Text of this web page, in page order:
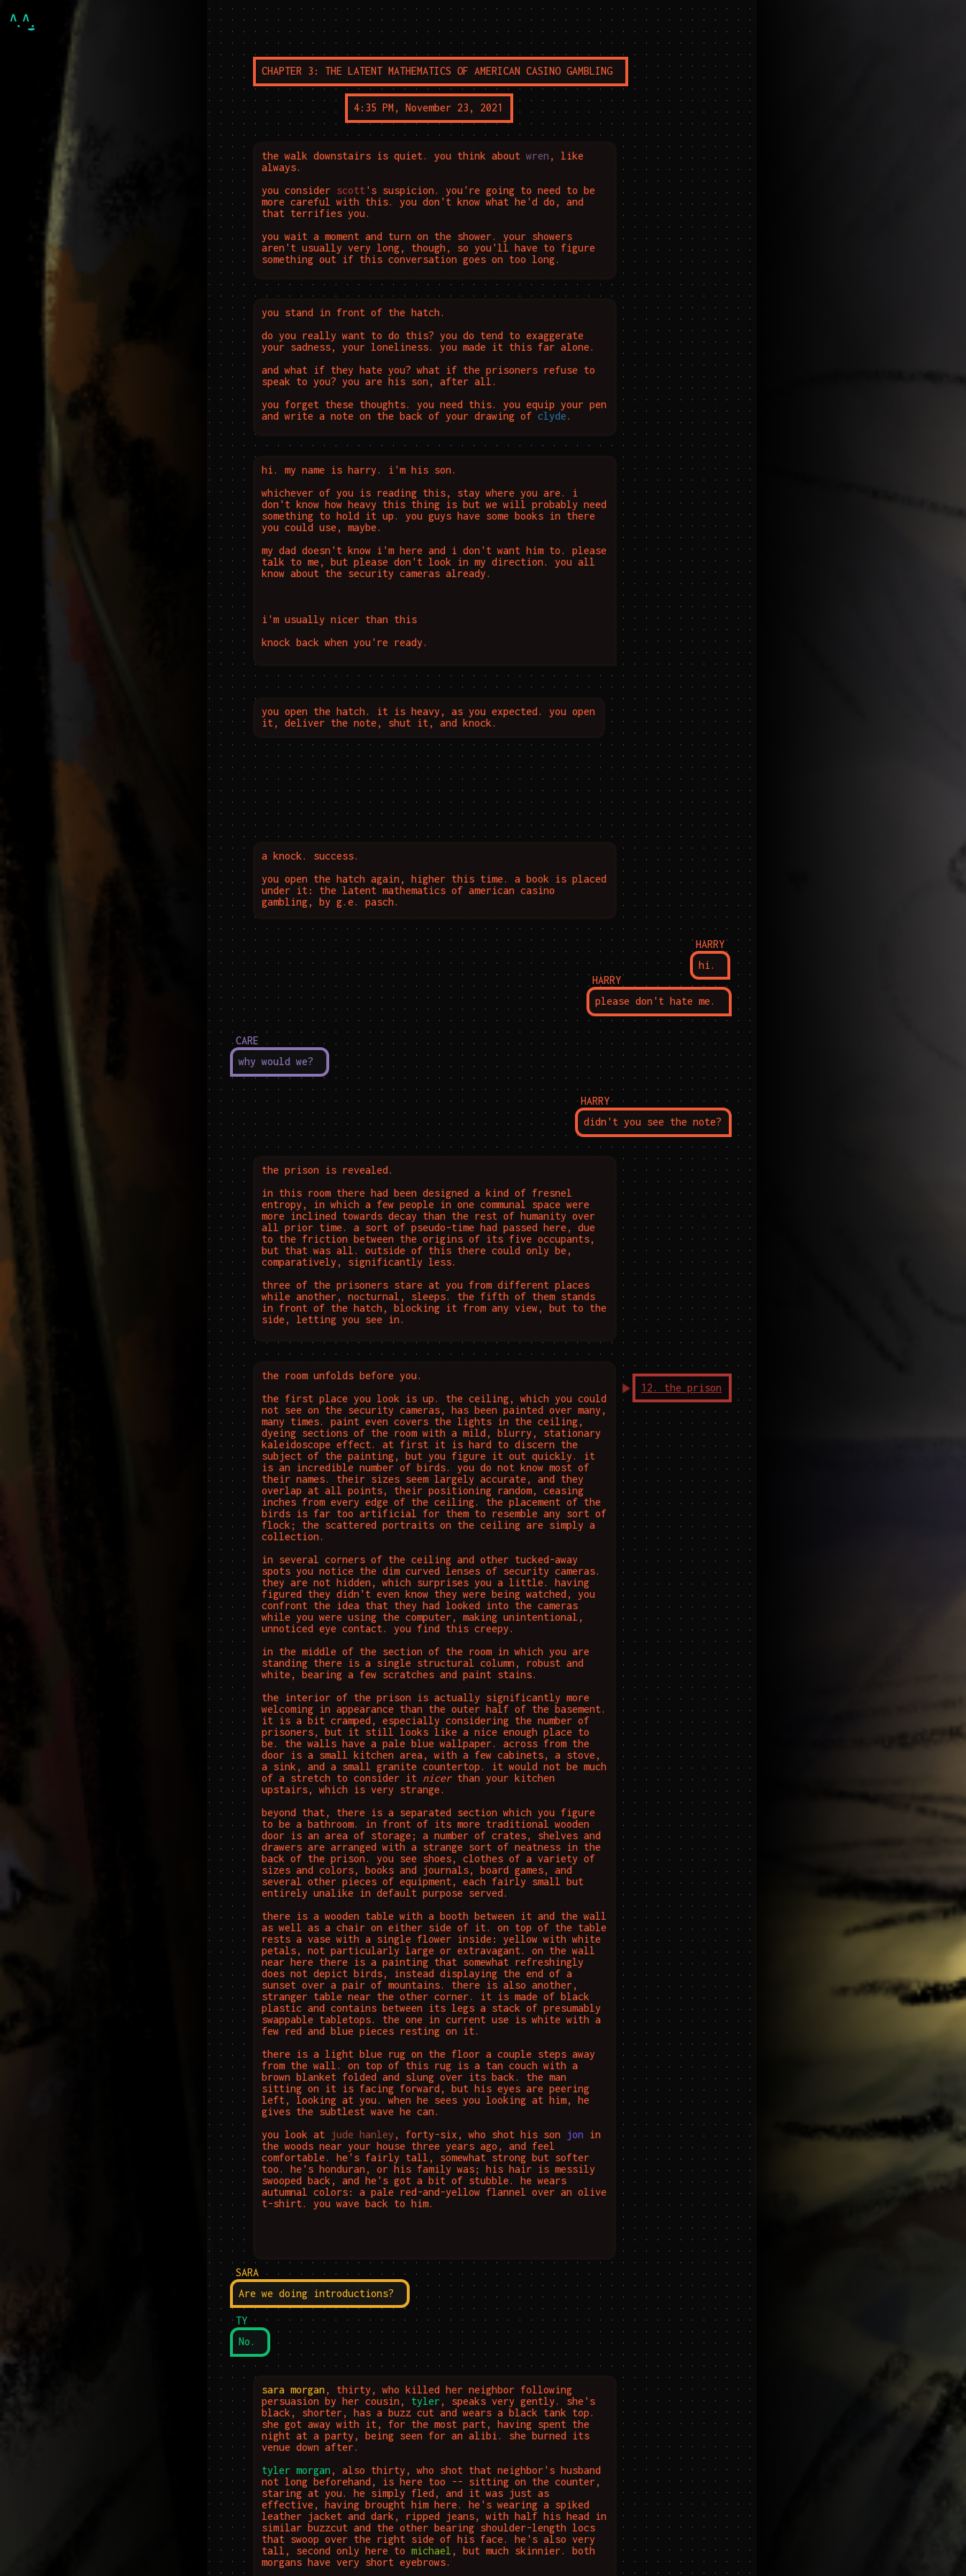
. . . . . . . . . . . . . . . . . . . . . . . . . . . . . . . . . . . . . . . . . . . . . . . . . . . . . . . . . . . . . . . . . . . . . . . . . . . . . . . . . . . . . . . . . . . . . . . . . . . . . . . . . . . . . . . . . . . . . . . . . . . . . . . . . . . . . . . . . . . . . . . . . . . . . . . . . . . . . . . . . . . . . . . . . . . . . . . . . . . . . . . . . . . . . . . . . . . . . . . . . . . . . . . . . . . . . . . . . . . . . . . . . . . . . . . . . . . . . . . . . . . . . . . . . . . . . . . . . . . . . . . . . . . . . . . . . . . . . . . . . . . . . . . . . . . . . . . . . . . . . . . . . . . . . . . . . . . . . . . . . . . . . . . . . . . . . . . . . . . . . . . . . . . . . . . . . . . . . . . . . . . . . . . . . . . . . . . . . . . . . . . . . . . . . . . . . . . . . . . . . . . . . . . . . . . . . . . . . . . . . . . . . . . . . . . . . . . . . . . . . . . . . . . . . . . . . . . . . . . . . . . . . . . . . . . . . . . . . . . . . . . . . . . . . . . . . . . . . . . . . . . . . . . . . . . . . . . . . . . . . . . . . . . . . . . . . . . . . . . . . . . . . . . . . . . . . . . . . . . . . . . . . . . . . . . . . . . . . . . . . . . . . . . . . . . . . . . . . . . . . . . . . . . . . . . . . . . . . . . . . . . . . . . . . . . . . . . . . . . . . . . . . . . . . . . . . . . . . . . . . . . . . . . . . . . . . . . . . . . . . . . . . . . . . . . . . . . . . . . . . . . . . . . . . . . . . . . . . . . . . . . . . . . . . . . . . . . . . . . . . . . . . . . . . . . . . . . . . . . . . . . . . . . . . . . . . . . . . . . . . . . . . . . . . . . . . . . . . . . . . . . . . . . . . . . . . . . . . . . . . . . . . . . . . . . . . . . . . . . . . . . . . . . . . . . . . . . . . . . . . . . . . . . . . . . . . . . . . . . . . . . . . . . . . . . . . . . . . . . . . . . . . . . . . . . . . . . . . . . . . . . . . . . . . . . . . . . . . . . . . . . . . . . . . . . . . . . . . . . . . . . . . . . . . . . . . . . . . . . . . . . . . . . . . . . . . . . . . . . . . . . . . . . . . . . . . . . . . . . . . . . . . . . . . . . . . . . . . . . . . . . . . . . . . . . . . . . . . . . . . . . . . . . . . . . . . . . . . . . . . . . . . . . . . . . . . . . . . . . . . . . . . . . . . . . . . . . . . . . . . . . . . . . . . . . . . . . . . . . . . . . . . . . . . . . . . . . . . . . . . . . . . . . . . . . . . . . . . . . . . . . . . . . . . . . . . . . . . . . . . . . . . . . . . . . . . . . . . . . . . . . . . . . . . . . . . . . . . . . . . . . . . . . . . . . . . . . . . . . . . . . . . . . . . . . . . . . . . . . . . . . . . . . . . . . . . . . . . . . . . . . . . . . . . . . . . . . . . . . . . . . . . . . . . . . . . . . . . . . . . . . . . . . . . . . . . . . . . . . . . . . . . . . . . . . . . . . . . . . . . . . . . . . . . . . . . . . . . . . . . . . . . . . . . . . . . . . . . . . . . . . . . . . . . . . . . . . . . . . . . . . . . . . . . . . . . . . . . . . . . . . . . . . . . . . . . . . . . . . . . . . . . . . . . . . . . . . . . . . . . . . . . . . . . . . . . . . . . . . . . . . . . . . . . . . . . . . . . . . . . . . . . . . . . . . . . . . . . . . . . . . . . . . . . . . . . . . . . . . . . . . . . . . . . . . . . . . . . . . . . . . . . . . . . . . . . . . . . . . . . . . . . . . . . . . . . . . . . . . . . . . . . . . . . . . . . . . . . . . . . . . . . . . . . . . . . . . . . . . . . . . . . . . . . . . . . . . . . . . . . . . . . . . . . . . . . . . . . . . . . . . . . . . . . . . . . . . . . . . . . . . . . . . . . . . . . . . . . . . . . . . . . . . . . . . . . . . . . . . . . . . . . . . . . . . . . . . . . . . . . . . . . . . . . . . . . . . . . . . . . . . . . . . . . . . . . . . . . . . . . . . . . . . . . . . . . . . . . . . . . . . . . . . . . . . . . . . . . . . . . . . . . . . . . . . . . . . . . . . . . . . . . . . . . . . . . . . . . . . . . . . . . . . . . . . . . . . . . . . . . . . . . . . . . . . . . . . . . . . . . . . . . . . . . . . . . . . . . . . . . . . . . . . . . . . . . . . . . . . . . . . . . . . . . . . . . . . . . . . . . . . . . . . . . . . . . . . . . . . . . . . . . . . . . . . . . . . . . . . . . . . . . . . . . . . . . . . . . . . . . . . . . . . . . . . . . . . . . . . . . . . . . . . . . . . . . . . . . . . . . . . . . . . . . . . . . . . . . . . . . . . . . . . . . . . . . . . . . . . . . . . . . . . . . . . . . . . . . . . . . . . . . . . . . . . . . . . . . . . . . . . . . . . . . . . . . . . . . . . . . . . . . . . . . . . . . . . . . . . . . . . . . . . . . . . . . . . . . . . . . . . . . . . . . . . . . . . . . . . . . . . . . . . . . . . . . . . . . . . . . . . . . . . . . . . . . . . . . . . . . . . . . . . . . . . . . . . . . . . . . . . . . . . . . . . . . . . . . . . . . . . . . . . . . . . . . . . . . . . . . . . . . . . . . . . . . . . . . . . . . . . . . . . . . . . . . . . . . . . . . . . . . . . . . . . . . . . . . . . . . . . . . . . . . . . . . . . . . . . . . . . . . . . . . . . . . . . . . . . . . . . . . . . . . . . . . . . . . . . . . . . . . . . . . . . . . . . . . . . . . . . . . . . . . . . . . . . . . . . . . . . . . . . . . . . . . . . . . . . . . . . . . . . . . . . . . . . . . . . . . . . . . . . . . . . . . . . . . . . . . . . . . . . . . . . . . . . . . . . . . . . . . . . . . . . . . . . . . . . . . . . . . . . . . . . . . . . . . . . . . . . . . . . . . . . . . . . . . . . . . . . . . . . . . . . . . . . . . . . . . . . . . . . . . . . . . . . . . . . . . . . . . . . . . . . . . . . . . . . . . . . . . . . . . . . . . . . . . . . . . . . . . . . . . . . . . . . . . . . . . . . . . . . . . . . . . . . . . . . . . . . . . . . . . . . . . . . . . . . . . . . . . . . . . . . . . . . . . . . . . . . . . . . . . . . . . . . . . . . . . . . . . . . . . . . . . . . . . . . . . . . . . . . . . . . . . . . . . . . . . . . . . . . . . . . . . . . . . . . . . . . . . . . . . . . . . . . . . . . . . . . . . . . . . . . . . . . . . . . . . . . . . . . . . . . . . . . . . . . . . . . . . . . . . . . . . . . . . . . . . . . . . . . . . . . . . . . . . . . . . . . . . . . . . . . . . . . . . . . . . . . . . . . . . . . . . . . . . . . . . . . . . . . . . . . . . . . . . . . . . . . . . . . . . . . . . . . . . . . . . . . . . . . . . . . . . . . . . . . . . . . . . . . . . . . . . . . . . . . . . . . . . . . . . . . . . . . . . . . . . . . . . . . . . . . . . . . . . . . . . . . . . . . . . . . . . . . . . . . . . . . . . . . . . . . . . . . . . . . . . . . . . . . . . . . . . . . . . . . . . . . . . . . . . . . . . . . . . . . . . . . . . . . . . . . . . . . . . . . . . . . . . . . . . . . . . . . . . . . . . . . . . . . . . . . . . . . . . . . . . . . . . . . . . . . . . . . . . . . . . . . . . . . . . . . . . . . . . . . . . . . . . . . . . . . . . . . . . . . . . . . . . . . . . . . . . . . . . . . . . . . . . . . . . . . . . . . . . . . . . . . . . . . . . . . . . . . . . . . . . . . . . . . . . . . . . . . . . . . . . . . . . . . . . . . . . . . . . . . . . . . . . . . . . . . . . . . . . . . . . . . . . . . . . . . . . . . . . . . . . . . . . . . . . . . . . . . . . . . . . . . . . . . . . . . . . . . . . . . . . . . . . . . . . . . . . . . . . . . . . . . . . . . . . . . . . . . . . . . . . . . . . . . . . . . . . . . . . . . . . . . . . . . . . . . . . . . . . . . . . . . . . . . . . . . . . . . . . . . . . . . . . . . . . . . . . . . . . . . . . . . . . . . . . . . . . . . . . . . . . . . . . . . . . . . . . . . . . . . . . . . . . . . . . . . . . . . . . . . . . . . . . . . . . . . . . . . . . . . . . . . . . . . . . . . . . . . . . . . . . . . . . . . . . . . . . . . . . . . . . . . . . . . . . . . . . . . . . . . . . . . . . . . . . . . . . . . . . . . . . . . . . . . . . . . . . . . . . . . . . . . . . . . . . . . . . . . . . . . . . . . . . . . . . . . . . . . . . . . . . . . . . . . . . . . . . . . . . . . . . . . . . . . . . . . . . . . . . . . . . . . . . . . . . . . . . . . . . . . . . . . . . . . . . . . . . . . . . . . . . . . . . . . . . . . . . . . . . . . . . . . . . . . . . . . . . . . . . . . . . . . . . . . . . . . . . . . . . . . . . . . . . . . . . . . . . . . . . . . . . . . . . . . . . . . . . . . . . . . . . . . . . . . . . . . . . . . . . . . . . . . . . . . . . . . . . . . . . . . . . . . . . . . . . . . . . . . . . . . . . . . . . . . . . . . . . . . . . . . . . . . . . . . . . . . . . . . . . . . . . . . . . . . . . . . . . . . . . . . . . . . . . . . . . . . . . . . . . . . . . . . . . . . . . . . . . . . . . . . . . . . . . . . . . . . . . . . . . . . . . . . . . . . . . . . . . . . . . . . . . . . . . . . . . . . . . . . . . . . . . . . . . . . . . . . . . . . . . . . . . . . . . . . . . . . . . . . . . . . . . . . . . . . . . . . . . . . . . . . . . . . . . . . . . . . . . . . . . . . . . . . . . . . . . . . . . . . . . . . . . . . . . . . . . . . . . . . . . . . . . . . . . . . . . . . . . . . . . . . . . . . . . . . . . . . . . . . . . . . . . . . . . . . . . . . . . . . . . . . . . . . . . . . . . . . . . . . . . . . . . . . . . . . . . . . . . . . . . . . . . . . . . . . . . . . . . . . . . . . . . . . . . . . . . . . . . . . . . . . . . . . . . . . . . . . . . . . . . . . . . . . . . . . . . . . . . . . . . . . . . . . . . . . . . . . . . . . . . . . . . . . . . . . . . . . . . . . . . . . . . . . . . . . . . . . . . . . . . . . . . . . . . . . . . . . . . . . . . . . . . . . . . . . . . . . . . . . . . . . . . . . . . . . . . . . . . . . . . . . . . . . . . . . . . . . . . . . . . . . . . . . . . . . . . . . . . . . . . . . . . . . . . . . . . . . . . . . . . . . . . . . . . . . . . . . . . . . . . . . . . . . . . . . . . . . . . . . . . . . . . . . . . . . . . . . . . . . . . . . . . . . . . . . . . . . . . . . . . . . . . . . . . . . . . . . . . . . . . . . . . . . . . . . . . . . . . . . . . . . . . . . . . . . . . . . . . . . . . . . . . . . . . . . . . . . . . . . . . . . . . . . . . . . . . . . . . . . . . . . . . . . . . . . . . . . . . . . . . . . . . . . . . . . . . . . . . . . . . . . .
CHAPTER 3: THE LATENT MATHEMATICS OF AMERICAN CASINO GAMBLING
4:35 PM, November 23, 2021
the walk downstairs is quiet. you think about wren , like
always.
you consider scott's suspicion. you're going to need to be
more careful with this. you don't know what he'd do, and
that terrifies you.
you wait a moment and turn on the shower. your showers
aren't usually very long, though, so you'll have to figure
something out if this conversation goes on too long.
you stand in front of the hatch.
do you really want to do this? you do tend to exaggerate
your sadness, your loneliness. you made it this far alone.
and what if they hate you? what if the prisoners refuse to
speak to you? you are his son, after all.
you forget these thoughts. you need this. you equip your pen
and write a note on the back of your drawing of clyde.
hi. my name is harry. i'm his son.
whichever of you is reading this, stay where you are. i
don't know how heavy this thing is but we will probably need
something to hold it up. you guys have some books in there
you could use, maybe.
my dad doesn't know i'm here and i don't want him to. please
talk to me, but please don't look in my direction. you all
know about the security cameras already.
i'm usually nicer than this
knock back when you're ready.
you open the hatch. it is heavy, as you expected. you open
it, deliver the note, shut it, and knock.
a knock. success.
you open the hatch again, higher this time. a book is placed
under it: the latent mathematics of american casino
gambling, by g.e. pasch.
HARRY
hi.
HARRY
please don't hate me.
CARE
why would we?
HARRY
didn't you see the note?
the prison is revealed.
in this room there had been designed a kind of fresnel
entropy, in which a few people in one communal space were
more inclined towards decay than the rest of humanity over
all prior time. a sort of pseudo-time had passed here, due
to the friction between the origins of its five occupants,
but that was all. outside of this there could only be,
comparatively, significantly less.
three of the prisoners stare at you from different places
while another, nocturnal, sleeps. the fifth of them stands
in front of the hatch, blocking it from any view, but to the
side, letting you see in.
the room unfolds before you.
the first place you look is up. the ceiling, which you could
not see on the security cameras, has been painted over many,
many times. paint even covers the lights in the ceiling,
dyeing sections of the room with a mild, blurry, stationary
kaleidoscope effect. at first it is hard to discern the
subject of the painting, but you figure it out quickly. it
is an incredible number of birds. you do not know most of
their names. their sizes seem largely accurate, and they
overlap at all points, their positioning random, ceasing
inches from every edge of the ceiling. the placement of the
birds is far too artificial for them to resemble any sort of
flock; the scattered portraits on the ceiling are simply a
collection.
in several corners of the ceiling and other tucked-away
spots you notice the dim curved lenses of security cameras.
they are not hidden, which surprises you a little. having
figured they didn't even know they were being watched, you
confront the idea that they had looked into the cameras
while you were using the computer, making unintentional,
unnoticed eye contact. you find this creepy.
in the middle of the section of the room in which you are
standing there is a single structural column, robust and
white, bearing a few scratches and paint stains.
the interior of the prison is actually significantly more
welcoming in appearance than the outer half of the basement.
it is a bit cramped, especially considering the number of
prisoners, but it still looks like a nice enough place to
be. the walls have a pale blue wallpaper. across from the
door is a small kitchen area, with a few cabinets, a stove,
a sink, and a small granite countertop. it would not be much
of a stretch to consider it nicer than your kitchen
upstairs, which is very strange.
beyond that, there is a separated section which you figure
to be a bathroom. in front of its more traditional wooden
door is an area of storage; a number of crates, shelves and
drawers are arranged with a strange sort of neatness in the
back of the prison. you see shoes, clothes of a variety of
sizes and colors, books and journals, board games, and
several other pieces of equipment, each fairly small but
entirely unalike in default purpose served.
there is a wooden table with a booth between it and the wall
as well as a chair on either side of it. on top of the table
rests a vase with a single flower inside: yellow with white
petals, not particularly large or extravagant. on the wall
near here there is a painting that somewhat refreshingly
does not depict birds, instead displaying the end of a
sunset over a pair of mountains. there is also another,
stranger table near the other corner. it is made of black
plastic and contains between its legs a stack of presumably
swappable tabletops. the one in current use is white with a
few red and blue pieces resting on it.
there is a light blue rug on the floor a couple steps away
from the wall. on top of this rug is a tan couch with a
brown blanket folded and slung over its back. the man
sitting on it is facing forward, but his eyes are peering
left, looking at you. when he sees you looking at him, he
gives the subtlest wave he can.
you look at jude hanley , forty-six, who shot his son jon in
the woods near your house three years ago, and feel
comfortable. he's fairly tall, somewhat strong but softer
too. he's honduran, or his family was; his hair is messily
swooped back, and he's got a bit of stubble. he wears
autumnal colors: a pale red-and-yellow flannel over an olive
t-shirt. you wave back to him.
12. the prison
SARA
Are we doing introductions?
TY
No.
sara morgan , thirty, who killed her neighbor following
persuasion by her cousin, tyler , speaks very gently. she's
black, shorter, has a buzz cut and wears a black tank top.
she got away with it, for the most part, having spent the
night at a party, being seen for an alibi. she burned its
venue down after.
tyler morgan , also thirty, who shot that neighbor's husband
not long beforehand, is here too -- sitting on the counter,
staring at you. he simply fled, and it was just as
effective, having brought him here. he's wearing a spiked
leather jacket and dark, ripped jeans, with half his head in
similar buzzcut and the other bearing shoulder-length locs
that swoop over the right side of his face. he's also very
tall, second only here to michael , but much skinnier. both
morgans have very short eyebrows.